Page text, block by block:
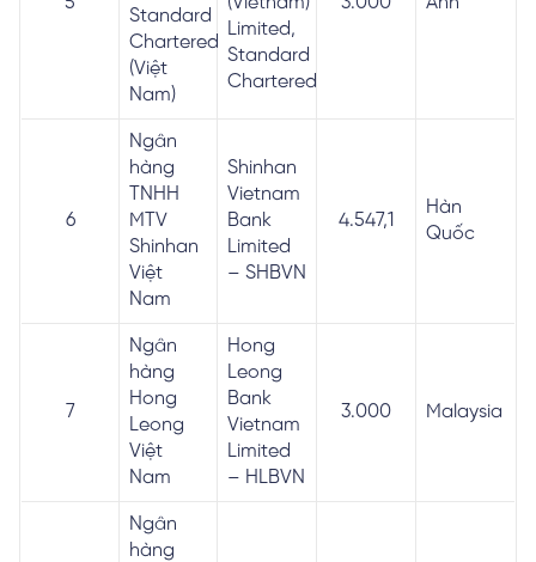
Standard
Chartered
(Việt
Nam)
Limited,
Standard
Chartered
6
Ngân
hàng
TNHH
MTV
Shinhan
Việt
Nam
Shinhan
Vietnam
Bank
Limited
– SHBVN
4.547,1
Hàn
Quốc
7
Ngân
hàng
Hong
Leong
Việt
Nam
Hong
Leong
Bank
Vietnam
Limited
– HLBVN
3.000 Malaysia
Ngân
hàng